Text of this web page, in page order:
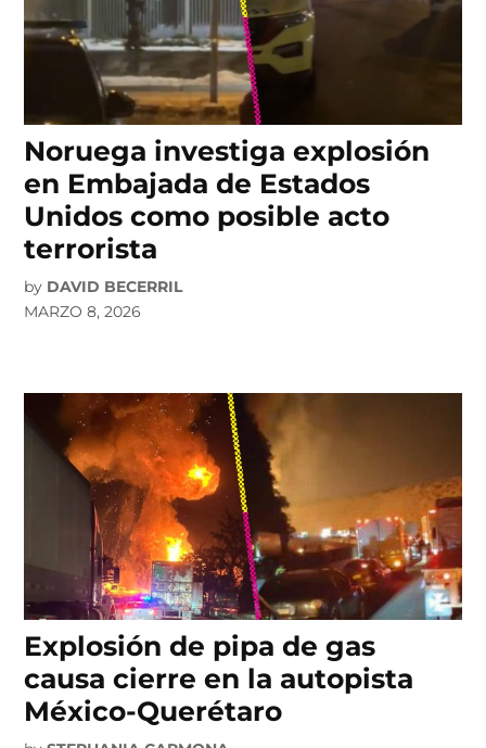
Noruega investiga explosión
en Embajada de Estados
Unidos como posible acto
terrorista
by DAVID BECERRIL
MARZO 8, 2026
Explosión de pipa de gas
causa cierre en la autopista
México-Querétaro